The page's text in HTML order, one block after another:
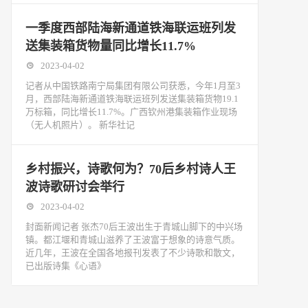
一季度西部陆海新通道铁海联运班列发
送集装箱货物量同比增长11.7%
2023-04-02
记者从中国铁路南宁局集团有限公司获悉，今年1月至3
月，西部陆海新通道铁海联运班列发送集装箱货物19.1
万标箱，同比增长11.7%。广西钦州港集装箱作业现场
（无人机照片）。 新华社记
乡村振兴，诗歌何为？70后乡村诗人王
波诗歌研讨会举行
2023-04-02
封面新闻记者 张杰70后王波出生于青城山脚下的中兴场
镇。都江堰和青城山滋养了王波富于想象的诗意气质。
近几年，王波在全国各地报刊发表了不少诗歌和散文，
已出版诗集《心语》